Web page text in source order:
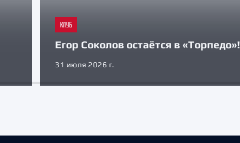
КЛУБ
Егор Соколов остаётся в «Торпедо»!
31 июля 2026 г.